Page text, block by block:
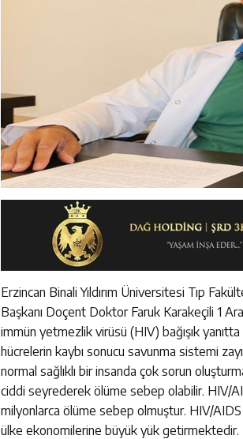
Erzincan Binali Yıldırım Üniversitesi Tıp
Başkanı Doçent Doktor Faruk Karakeçili 1
immün yetmezlik virüsü (HIV) bağışık
hücrelerin kaybı sonucu savunma sistemi
normal sağlıklı bir insanda çok sorun
ciddi seyrederek ölüme sebep olabilir. HIV/
milyonlarca ölüme sebep olmuştur. HIV/AIDS
ülke ekonomilerine büyük yük getirmektedir.